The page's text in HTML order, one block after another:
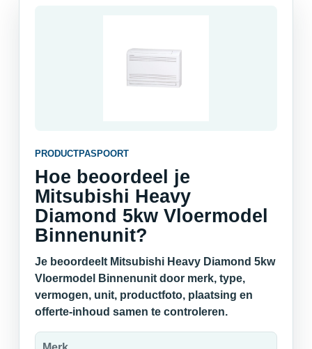
PRODUCTPASPOORT
Hoe beoordeel je
Mitsubishi Heavy
Diamond 5kw Vloermodel
Binnenunit?
Je beoordeelt Mitsubishi Heavy Diamond 5kw
Vloermodel Binnenunit door merk, type,
vermogen, unit, productfoto, plaatsing en
offerte-inhoud samen te controleren.